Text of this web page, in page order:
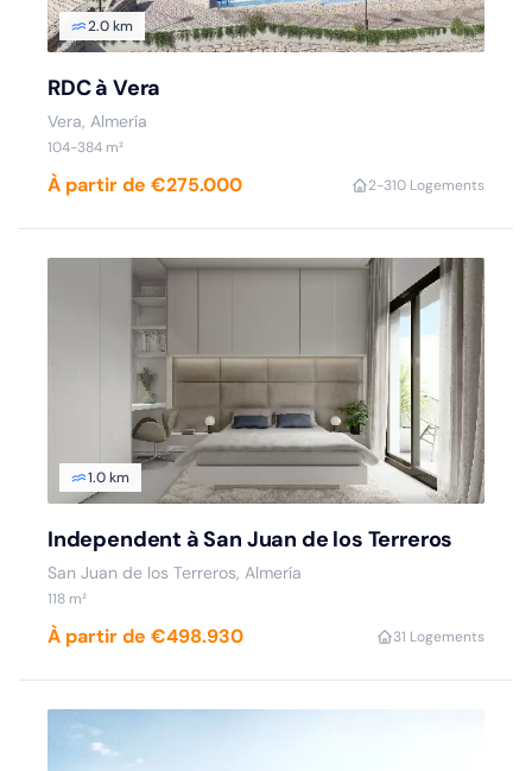
2.0 km
RDC à Vera
Vera, Almería
104-384 m²
À partir de €275.000 2-310 Logements
1.0 km
Independent à San Juan de los Terreros
San Juan de los Terreros, Almería
118 m²
À partir de €498.930 31 Logements